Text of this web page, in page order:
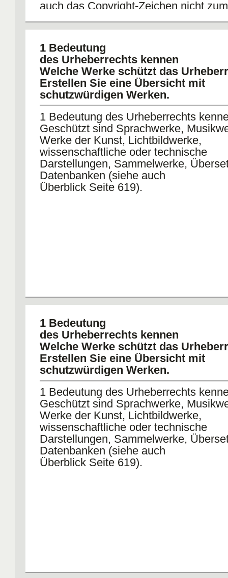
auch das Copyright-Zeichen nicht zum
Europa nirgendwo registriert werden,
um urheberrechtlich geschützt zu sein.
1 Bedeutung
des Urheberrechts kennen
Welche Werke schützt das
Erstellen Sie eine Übersicht mit
schutzwürdigen Werken.
1 Bedeutung des Urheberrechts
Geschützt sind Sprachwerke,
Werke der Kunst, Lichtbildwerke,
wissenschaftliche oder technische
Darstellungen, Sammelwerke,
Datenbanken (siehe auch
Überblick Seite 619).
1 Bedeutung
des Urheberrechts kennen
Welche Werke schützt das
Erstellen Sie eine Übersicht mit
schutzwürdigen Werken.
1 Bedeutung des Urheberrechts
Geschützt sind Sprachwerke,
Werke der Kunst, Lichtbildwerke,
wissenschaftliche oder technische
Darstellungen, Sammelwerke,
Datenbanken (siehe auch
Überblick Seite 619).